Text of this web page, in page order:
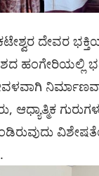
ದೇವರ
ಆಧ್ಯಾತ್ಮಿಕ